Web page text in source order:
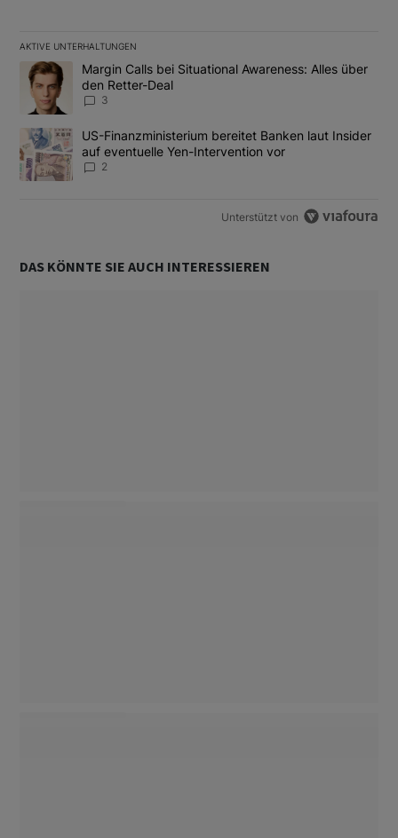
AKTIVE UNTERHALTUNGEN
Das Folgende ist eine Liste der am meisten kommentierten
Ein Trendartikel mit dem Titel "Margin Calls bei Situational
Margin Calls bei Situational Awareness: Alles über
den Retter-Deal
3
Ein Trendartikel mit dem Titel "US-Finanzministerium bereitet
US-Finanzministerium bereitet Banken laut Insider
auf eventuelle Yen-Intervention vor
2
Unterstützt von
DAS KÖNNTE SIE AUCH INTERESSIEREN